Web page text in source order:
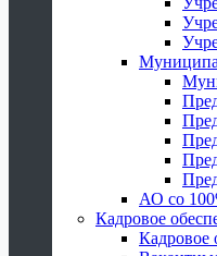
АО со
Кадровое
Кадровое